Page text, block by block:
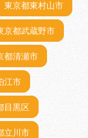
東京都東村山市
京都武蔵野市
都清瀬市
江市
目黒区
立川市